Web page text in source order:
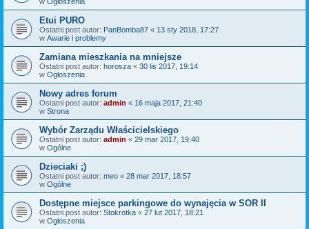
Etui PURO
Ostatni post autor: PanBomba87 « 13 sty 2018, 17:27
w Awarie i problemy
Zamiana mieszkania na mniejsze
Ostatni post autor: horosza « 30 lis 2017, 19:14
w Ogłoszenia
Nowy adres forum
Ostatni post autor: admin « 16 maja 2017, 21:40
w Strona
Wybór Zarządu Właścicielskiego
Ostatni post autor: admin « 29 mar 2017, 19:40
w Ogólne
Dzieciaki ;)
Ostatni post autor: meo « 28 mar 2017, 18:57
w Ogólne
Dostępne miejsce parkingowe do wynajęcia w SOR II
Ostatni post autor: Stokrotka « 27 lut 2017, 18:21
w Ogłoszenia